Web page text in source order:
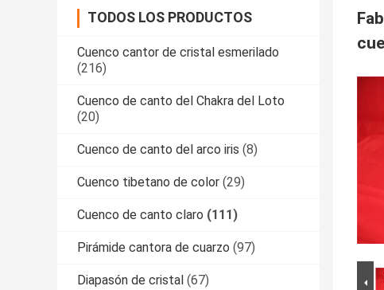
TODOS LOS PRODUCTOS
Cuenco cantor de cristal esmerilado
(216)
Cuenco de canto del Chakra del Loto
(20)
Cuenco de canto del arco iris (8)
Cuenco tibetano de color (29)
Cuenco de canto claro (111)
Pirámide cantora de cuarzo (97)
Diapasón de cristal (67)